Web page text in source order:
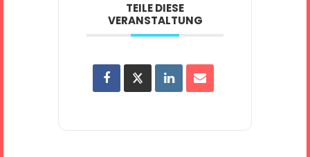
TEILE DIESE
VERANSTALTUNG